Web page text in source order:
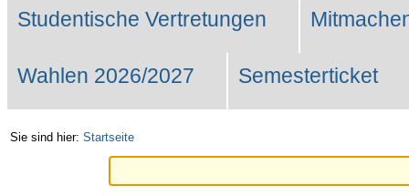
Studentische Vertretungen
Wahlen 2026/2027 Semesterticket
Sie sind hier: Startseite